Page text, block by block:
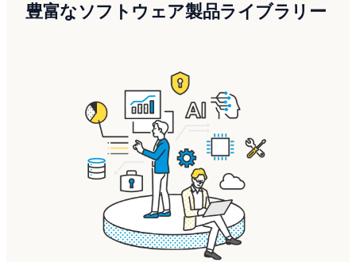
豊富なソフトウェア製品ライブラリー